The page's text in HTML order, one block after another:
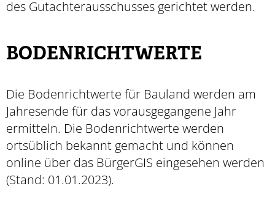
des Gutachterausschusses gerichtet werden.
BODENRICHTWERTE
Die Bodenrichtwerte für Bauland werden am
Jahresende für das vorausgegangene Jahr
ermitteln. Die Bodenrichtwerte werden
ortsüblich bekannt gemacht und können
online über das BürgerGIS eingesehen werden
(Stand: 01.01.2023).